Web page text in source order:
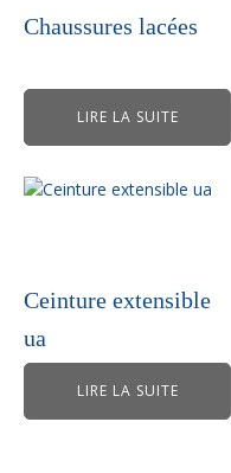
Chaussures lacées
LIRE LA SUITE
Ceinture extensible
ua
LIRE LA SUITE